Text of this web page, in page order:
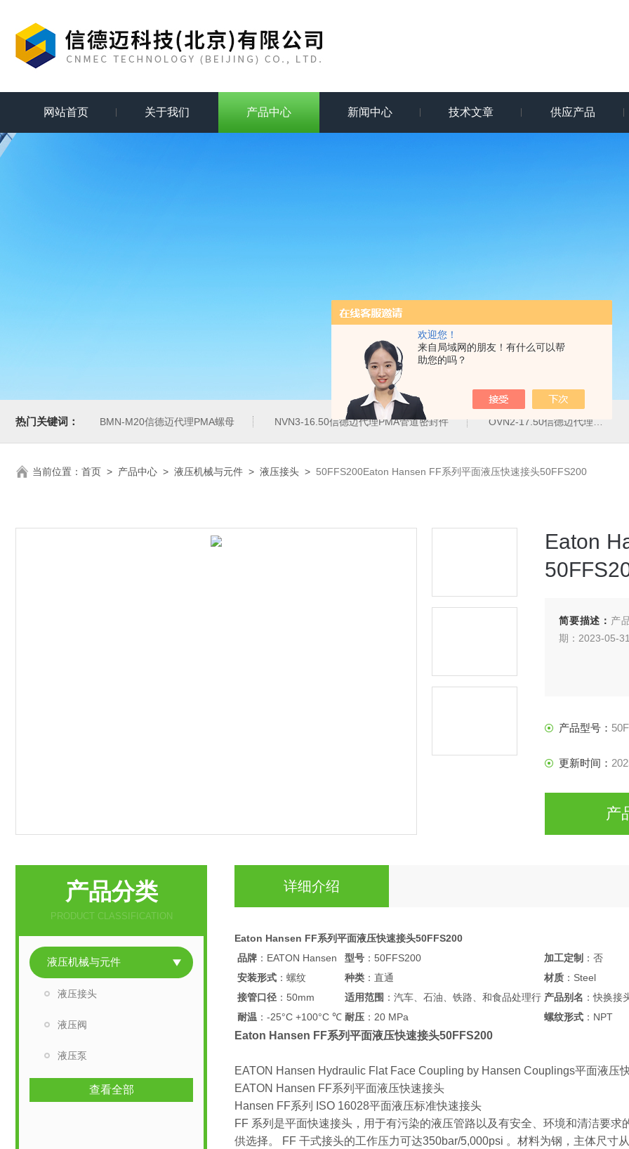
欢迎您！
来自局域网的朋友！有什么可以帮
助您的吗？
网站首页 关于我们 产品中心 新闻中心 技术文章 供应产品
热门关键词： BMN-M20信德迈代理PMA螺母 NVN3-16.50信德迈代理PMA管道密封件 OVN2-17.50信德迈代理PMA导管夹
当前位置： 首页 > 产品中心 > 液压机械与元件 > 液压接头 > 50FFS200Eaton Hansen FF系列平面液压快速接头50FFS200
Eaton
简要描述： 产
期：2023-05-31
产品型号：
更新时间：
产
产品分类
PRODUCT CLASSIFICATION
液压机械与元件
液压接头
液压阀
液压泵
查看全部
详细介绍
Eaton Hansen FF系列平面液压快速接头50FFS200
品牌 ：EATON Hansen 型号 ：50FFS200 加工定制 ：否
安装形式 ：螺纹 种类 ：直通 材质 ：Steel
接管口径 ：50mm 适用范围 ：汽车、石油、铁路、和食品处理行 产品别名 ：快换接
耐温 ：-25°C +100°C ℃ 耐压 ：20 MPa 螺纹形式 ：NPT
Eaton Hansen FF系列平面液压快速接头50FFS200
EATON Hansen Hydraulic Flat Face Coupling by Hansen Couplings平面液压
EATON Hansen FF系列平面液压快速接头
Hansen FF系列 ISO 16028平面液压标准快速接头
FF 系列是平面快速接头，用于有污染的液压管路以及有安全、环境和清洁要
供选择。 FF 干式接头的工作压力可达350bar/5,000psi 。材料为钢，主体尺寸